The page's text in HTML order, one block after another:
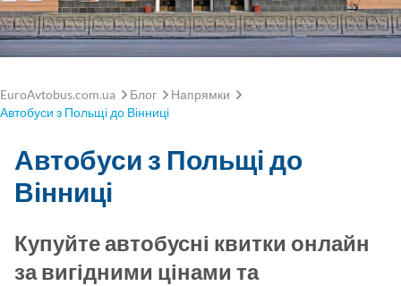
EuroAvtobus.com.ua Блог
Напрямки
Автобуси з Польщі до Вінниці
Автобуси з Польщі до
Вінниці
Купуйте автобусні квитки онлайн
за вигідними цінами та